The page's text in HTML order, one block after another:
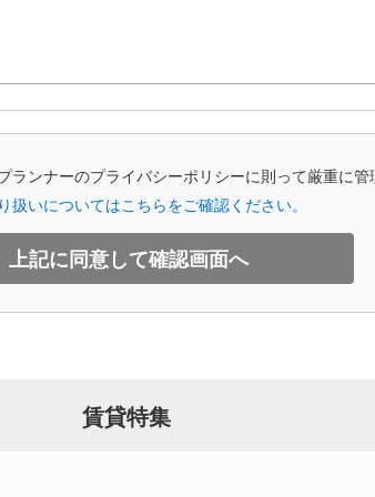
ランナーのプライバシーポリシーに則って厳重に管
扱いについてはこちらをご確認ください。
上記に同意して確認画面へ
賃貸特集